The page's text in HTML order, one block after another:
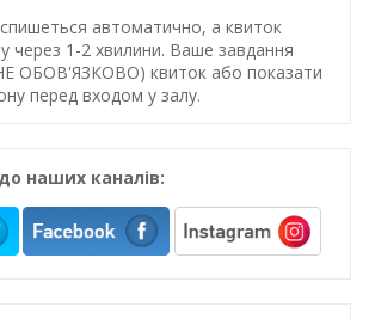
автоматично, а квиток
через 1-2 хвилини. Ваше завдання
ОБОВ'ЯЗКОВО) квиток або показати
перед входом у залу.
наших каналів: